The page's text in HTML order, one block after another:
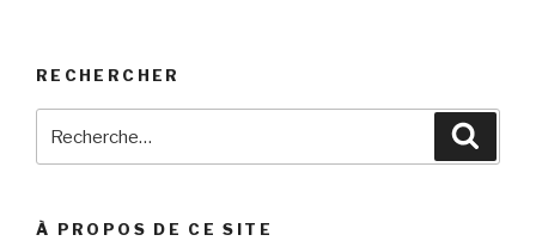
RECHERCHER
À PROPOS DE CE SITE